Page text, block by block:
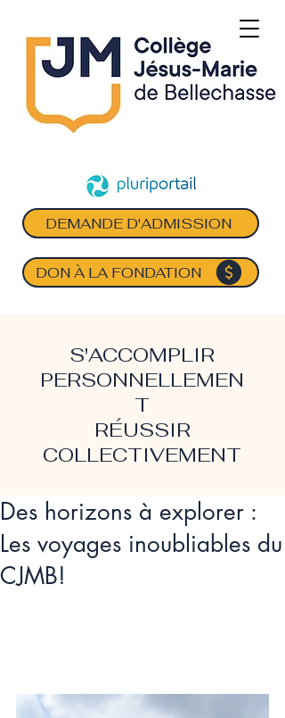
DEMANDE D'ADMISSION
DON À LA FONDATION
S'ACCOMPLIR
PERSONNELLEMEN
T
RÉUSSIR
COLLECTIVEMENT
Des horizons à explorer :
Les voyages inoubliables du
CJMB!